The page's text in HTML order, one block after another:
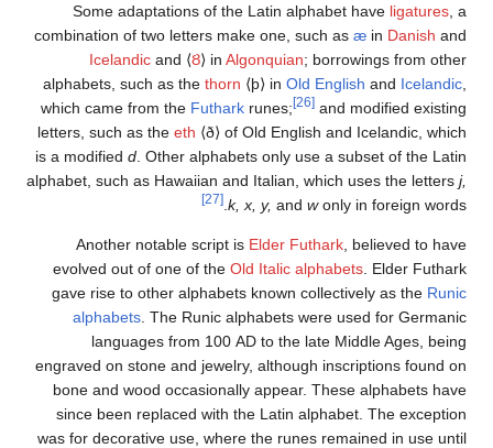
Some adaptations of the Latin alphabet have ligatures , a
combination of two letters make one, such as æ in Danish and
Icelandic and ⟨Ȣ⟩ in Algonquian; borrowings from other
alphabets, such as the thorn ⟨þ⟩ in Old English and Icelandic
which came from the Futhark runes; [26] and modified existing
letters, such as the eth ⟨ð⟩ of Old English and Icelandic, which
is a modified d . Other alphabets only use a subset of the Latin
alphabet, such as Hawaiian and Italian, which uses the letters j,
k, x, y, and wonly in foreign words.
[27]
Another notable script is Elder Futhark , believed to have
evolved out of one of the Old Italic alphabets . Elder Futhark
gave rise to other alphabets known collectively as the Runic
alphabets . The Runic alphabets were used for Germanic
languages from 100 AD to the late Middle Ages, being
engraved on stone and jewelry, although inscriptions found on
bone and wood occasionally appear. These alphabets have
since been replaced with the Latin alphabet. The exception
was for decorative use, where the runes remained in use until